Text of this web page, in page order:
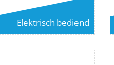
Elektrisch bediend